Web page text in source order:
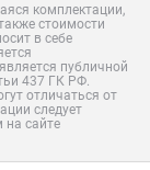
комплектации,
стоимости
в себе
публичной
437 ГК РФ.
отличаться от
следует
сайте